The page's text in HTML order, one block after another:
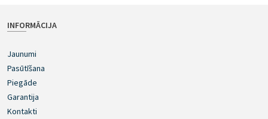
INFORMĀCIJA
Jaunumi
Pasūtīšana
Piegāde
Garantija
Kontakti